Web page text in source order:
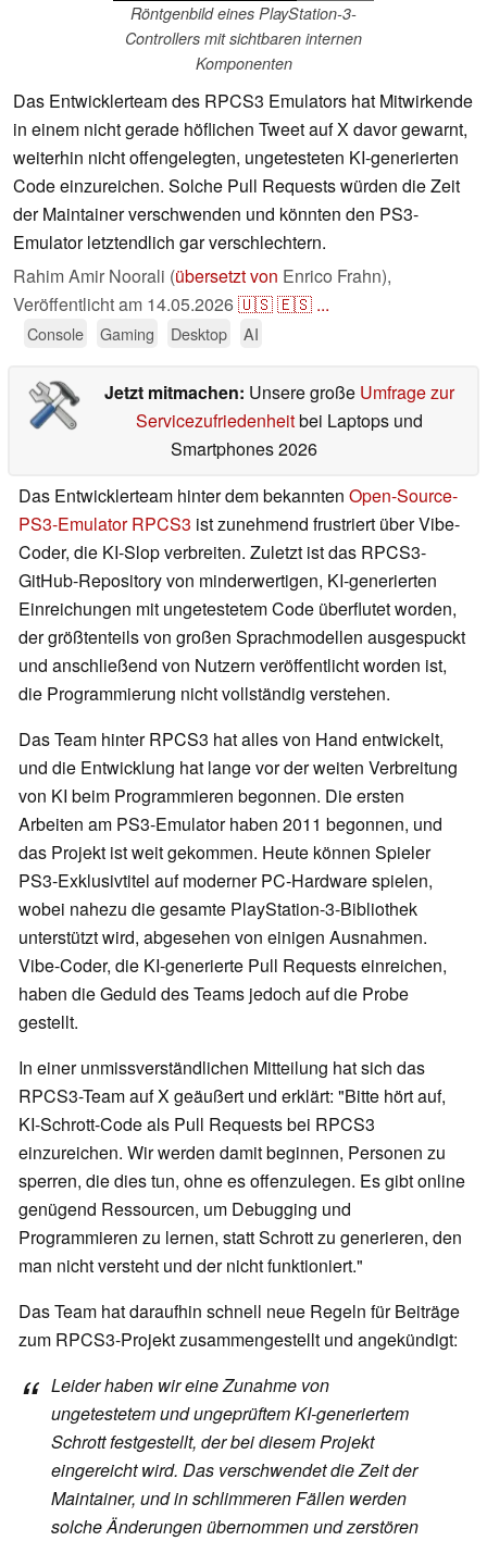
Röntgenbild eines PlayStation-3-
Controllers mit sichtbaren internen
Komponenten
Das Entwicklerteam des RPCS3 Emulators hat Mitwirkende
in einem nicht gerade höflichen Tweet auf X davor gewarnt,
weiterhin nicht offengelegten, ungetesteten KI-generierten
Code einzureichen. Solche Pull Requests würden die Zeit
der Maintainer verschwenden und könnten den PS3-
Emulator letztendlich gar verschlechtern.
Rahim Amir Noorali (übersetzt von Enrico Frahn),
Veröffentlicht am 14.05.2026🇺🇸🇪🇸 ...
Console Gaming Desktop AI
Jetzt mitmachen: Unsere große Umfrage zur
Servicezufriedenheitbei Laptops und
Smartphones 2026
Das Entwicklerteam hinter dem bekannten Open-Source-
PS3-Emulator RPCS3 ist zunehmend frustriert über Vibe-
Coder, die KI-Slop verbreiten. Zuletzt ist das RPCS3-
GitHub-Repository von minderwertigen, KI-generierten
Einreichungen mit ungetestetem Code überflutet worden,
der größtenteils von großen Sprachmodellen ausgespuckt
und anschließend von Nutzern veröffentlicht worden ist,
die Programmierung nicht vollständig verstehen.
Das Team hinter RPCS3 hat alles von Hand entwickelt,
und die Entwicklung hat lange vor der weiten Verbreitung
von KI beim Programmieren begonnen. Die ersten
Arbeiten am PS3-Emulator haben 2011 begonnen, und
das Projekt ist weit gekommen. Heute können Spieler
PS3-Exklusivtitel auf moderner PC-Hardware spielen,
wobei nahezu die gesamte PlayStation-3-Bibliothek
unterstützt wird, abgesehen von einigen Ausnahmen.
Vibe-Coder, die KI-generierte Pull Requests einreichen,
haben die Geduld des Teams jedoch auf die Probe
gestellt.
In einer unmissverständlichen Mitteilung hat sich das
RPCS3-Team auf X geäußert und erklärt: "Bitte hört auf,
KI-Schrott-Code als Pull Requests bei RPCS3
einzureichen. Wir werden damit beginnen, Personen zu
sperren, die dies tun, ohne es offenzulegen. Es gibt online
genügend Ressourcen, um Debugging und
Programmieren zu lernen, statt Schrott zu generieren, den
man nicht versteht und der nicht funktioniert."
Das Team hat daraufhin schnell neue Regeln für Beiträge
zum RPCS3-Projekt zusammengestellt und angekündigt:
Leider haben wir eine Zunahme von
ungetestetem und ungeprüftem KI-generiertem
Schrott festgestellt, der bei diesem Projekt
eingereicht wird. Das verschwendet die Zeit der
Maintainer, und in schlimmeren Fällen werden
solche Änderungen übernommen und zerstören